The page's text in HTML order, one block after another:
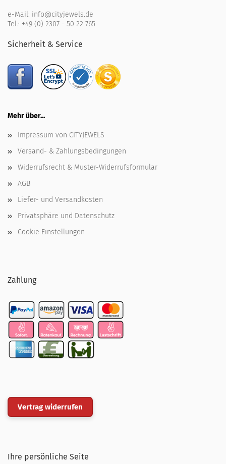
e-Mail: info@cityjewels.de
Tel.: +49 (0) 2307 - 50 22 765
Sicherheit & Service
Mehr über...
Impressum von CITYJEWELS
Versand- & Zahlungsbedingungen
Widerrufsrecht & Muster-Widerrufsformular
AGB
Liefer- und Versandkosten
Privatsphäre und Datenschutz
Cookie Einstellungen
Zahlung
Vertrag widerrufen
Ihre persönliche Seite